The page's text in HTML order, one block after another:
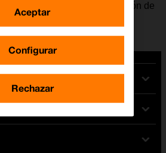
a internet. Al activar la función de
datos móviles.
Configurar
Rechazar
Aceptar